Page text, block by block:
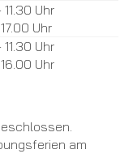
Uhr
Uhr
Uhr
Uhr
am